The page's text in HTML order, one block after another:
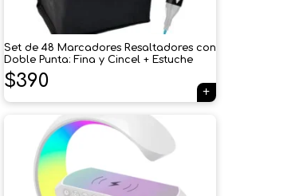
Set de 48 Marcadores Resaltadores con
Doble Punta: Fina y Cincel + Estuche
$390